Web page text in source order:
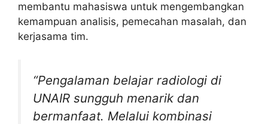
membantu mahasiswa untuk mengembangkan
kemampuan analisis, pemecahan masalah, dan
kerjasama tim.
“Pengalaman belajar radiologi di
UNAIR sungguh menarik dan
bermanfaat. Melalui kombinasi